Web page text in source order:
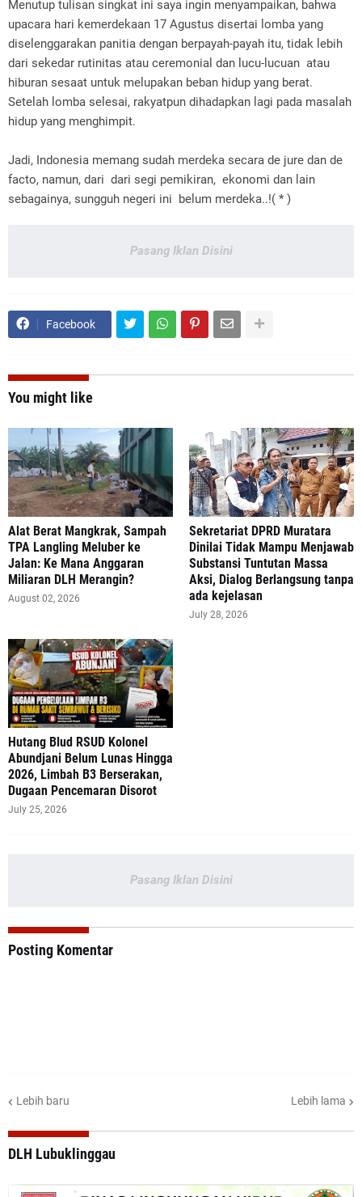
Menutup tulisan singkat ini saya ingin menyampaikan, bahwa
upacara hari kemerdekaan 17 Agustus disertai lomba yang
diselenggarakan panitia dengan berpayah-payah itu, tidak lebih
dari sekedar rutinitas atau ceremonial dan lucu-lucuan atau
hiburan sesaat untuk melupakan beban hidup yang berat.
Setelah lomba selesai, rakyatpun dihadapkan lagi pada masalah
hidup yang menghimpit.
Jadi, Indonesia memang sudah merdeka secara de jure dan de
facto, namun, dari dari segi pemikiran, ekonomi dan lain
sebagainya, sungguh negeri ini belum merdeka..!( * )
Pasang Iklan Disini
Facebook
You might like
Alat Berat Mangkrak, Sampah
TPA Langling Meluber ke
Jalan: Ke Mana Anggaran
Miliaran DLH Merangin?
August 02, 2026
Sekretariat DPRD Muratara
Dinilai Tidak Mampu Menjawab
Substansi Tuntutan Massa
Aksi, Dialog Berlangsung tanpa
ada kejelasan
July 28, 2026
‎Hutang Blud RSUD Kolonel
Abundjani Belum Lunas Hingga
2026, Limbah B3 Berserakan,
Dugaan Pencemaran Disorot
July 25, 2026
Pasang Iklan Disini
Posting Komentar
Lebih baru Lebih lama
DLH Lubuklinggau